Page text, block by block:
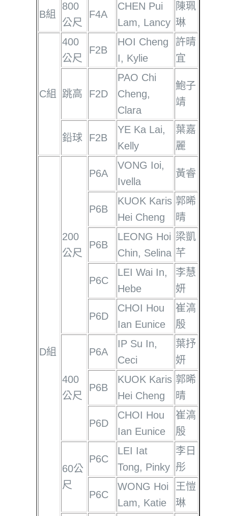
B組
800
公尺
F4A
CHEN Pui
Lam, Lancy
陳珮
琳
C組
400
公尺
F2B
HOI Cheng
I, Kylie
許晴
宜
跳高 F2D
PAO Chi
Cheng,
Clara
鮑子
靖
鉛球 F2B
YE Ka Lai,
Kelly
葉嘉
麗
D組
200
公尺
P6A
VONG Ioi,
Ivella
黃睿
P6B
KUOK Karis
Hei Cheng
郭晞
晴
P6B
LEONG Hoi
Chin, Selina
梁凱
芊
P6C
LEI Wai In,
Hebe
李慧
妍
P6D
CHOI Hou
Ian Eunice
崔滈
殷
400
公尺
P6A
IP Su In,
Ceci
葉抒
妍
P6B
KUOK Karis
Hei Cheng
郭晞
晴
P6D
CHOI Hou
Ian Eunice
崔滈
殷
60公
尺
P6C
LEI Iat
Tong, Pinky
李日
彤
P6C
WONG Hoi
Lam, Katie
王愷
琳